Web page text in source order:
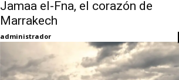
Jamaa el-Fna, el corazón de
Marrakech
administrador